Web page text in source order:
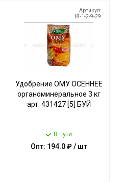
Артикул:
18-1-2-9-29
Удобрение ОМУ ОСЕННЕЕ
органоминеральное 3 кг
арт. 431427 [5] БУЙ
В пути
Опт: 194.0 ₽ / шт